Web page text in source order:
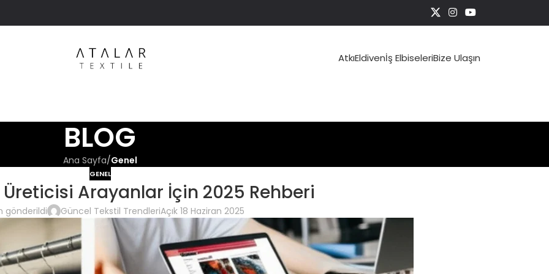
AtkıEldivenİş ElbiseleriBize Ulaşın
BLOG
Ana Sayfa/Genel
GENEL
Arayanlar İçin 2025 Rehberi
gönderildi Güncel Tekstil TrendleriAçık 18 Haziran 2025